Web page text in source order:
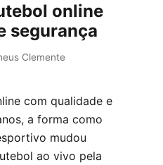
online
segurança
Clemente
com qualidade e
a forma como
mudou
ao vivo pela